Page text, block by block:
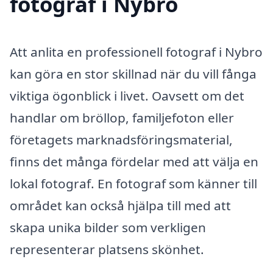
Att anlita en professionell fotograf i Nybro
kan göra en stor skillnad när du vill fånga
viktiga ögonblick i livet. Oavsett om det
handlar om bröllop, familjefoton eller
företagets marknadsföringsmaterial,
finns det många fördelar med att välja en
lokal fotograf. En fotograf som känner till
området kan också hjälpa till med att
skapa unika bilder som verkligen
representerar platsens skönhet.